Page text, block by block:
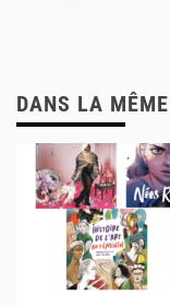
DANS LA